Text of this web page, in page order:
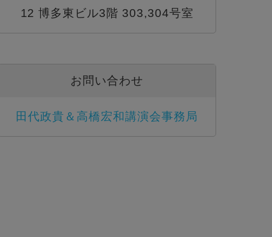
12 博多東ビル3階 303,304号室
お問い合わせ
田代政貴＆高橋宏和講演会事務局